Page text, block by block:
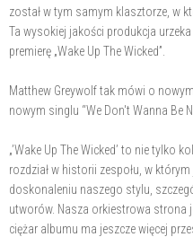
został w tym samym klasztorze, w
Ta wysokiej jakości produkcja
premierę „Wake Up The Wicked”.
Matthew Greywolf tak mówi o
nowym singlu “We Don't Wanna Be
„’Wake Up The Wicked’ to nie tylko
rozdział w historii zespołu, w
doskonaleniu naszego stylu,
utworów. Nasza orkiestrowa strona
ciężar albumu ma jeszcze więcej